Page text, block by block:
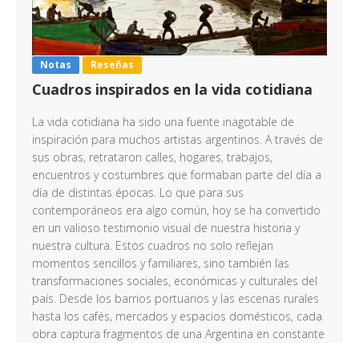
Notas Reseñas
Cuadros inspirados en la vida cotidiana
La vida cotidiana ha sido una fuente inagotable de
inspiración para muchos artistas argentinos. A través de
sus obras, retrataron calles, hogares, trabajos,
encuentros y costumbres que formaban parte del día a
día de distintas épocas. Lo que para sus
contemporáneos era algo común, hoy se ha convertido
en un valioso testimonio visual de nuestra historia y
nuestra cultura. Estos cuadros no solo reflejan
momentos sencillos y familiares, sino también las
transformaciones sociales, económicas y culturales del
país. Desde los barrios portuarios y las escenas rurales
hasta los cafés, mercados y espacios domésticos, cada
obra captura fragmentos de una Argentina en constante